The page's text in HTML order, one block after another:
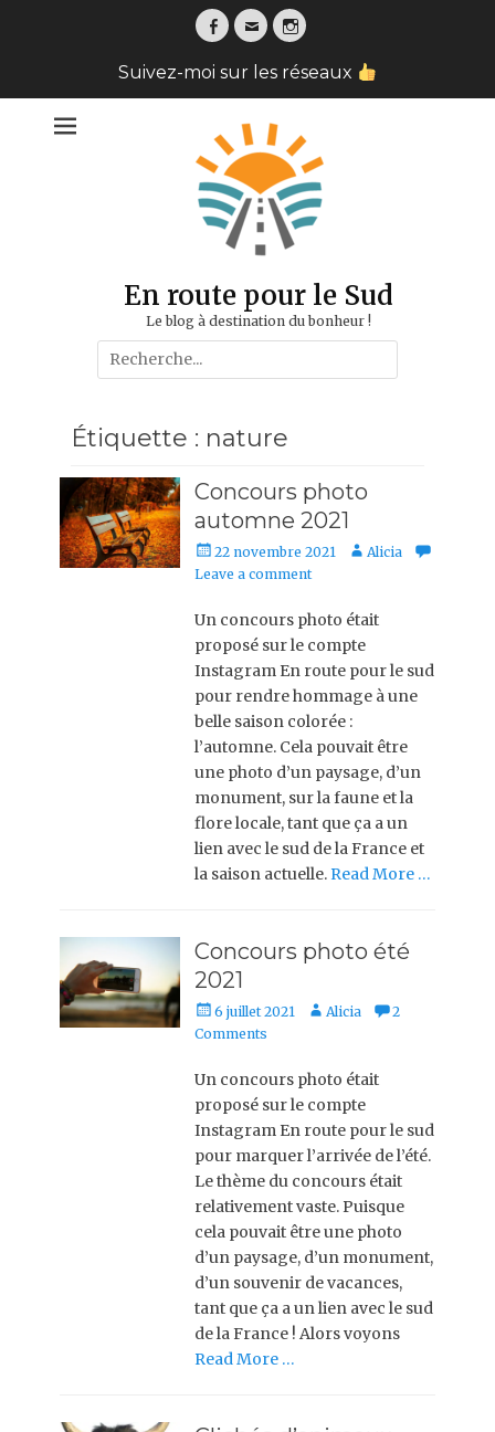
Facebook
EmailInstagram
Suivez-moi sur les réseaux
En route pour le Sud
Le blog à destination du bonheur !
Search
for:
Étiquette : nature
Concours photo
automne 2021
Posted
on
22 novembre 2021 Author
Alicia
Leave a comment
Un concours photo était
proposé sur le compte
Instagram En route pour le sud
pour rendre hommage à une
belle saison colorée :
l’automne. Cela pouvait être
une photo d’un paysage, d’un
monument, sur la faune et la
flore locale, tant que ça a un
lien avec le sud de la France et
la saison actuelle. Read More …
Concours photo été
2021
Posted
on
6 juillet 2021 Author
Alicia
2
Comments
Un concours photo était
proposé sur le compte
Instagram En route pour le sud
pour marquer l’arrivée de l’été.
Le thème du concours était
relativement vaste. Puisque
cela pouvait être une photo
d’un paysage, d’un monument,
d’un souvenir de vacances,
tant que ça a un lien avec le sud
de la France ! Alors voyons
Read More …